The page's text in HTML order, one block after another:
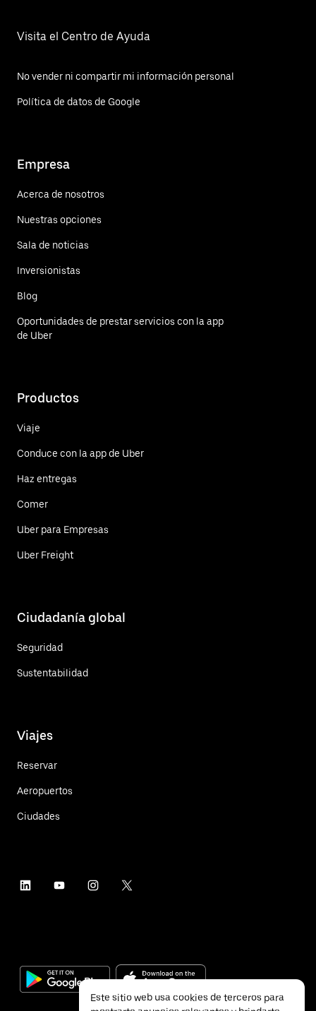
Visita el Centro de Ayuda
No vender ni compartir mi información personal
Política de datos de Google
Empresa
Acerca de nosotros
Nuestras opciones
Sala de noticias
Inversionistas
Blog
Oportunidades de prestar servicios con la app
de Uber
Productos
Viaje
Conduce con la app de Uber
Haz entregas
Comer
Uber para Empresas
Uber Freight
Ciudadanía global
Seguridad
Sustentabilidad
Viajes
Reservar
Aeropuertos
Ciudades
Este sitio web usa cookies de terceros para